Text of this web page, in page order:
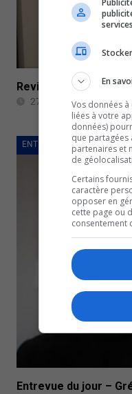
Revivre le convoi de
27 janvier 2023
ENTREVUES
Entrevue du jour –
services
En
Vos données
liées à votre
données)
que partagées
partenaires et
de
Certains
caractère
opposer en
cette page ou
consentement